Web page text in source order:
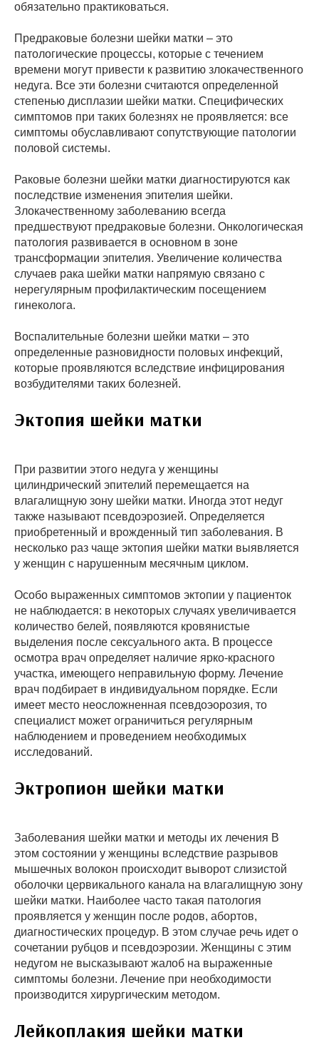
обязательно практиковаться.
Предраковые болезни шейки матки – это
патологические процессы, которые с течением
времени могут привести к развитию злокачественного
недуга. Все эти болезни считаются определенной
степенью дисплазии шейки матки. Специфических
симптомов при таких болезнях не проявляется: все
симптомы обуславливают сопутствующие патологии
половой системы.
Раковые болезни шейки матки диагностируются как
последствие изменения эпителия шейки.
Злокачественному заболеванию всегда
предшествуют предраковые болезни. Онкологическая
патология развивается в основном в зоне
трансформации эпителия. Увеличение количества
случаев рака шейки матки напрямую связано с
нерегулярным профилактическим посещением
гинеколога.
Воспалительные болезни шейки матки – это
определенные разновидности половых инфекций,
которые проявляются вследствие инфицирования
возбудителями таких болезней.
Эктопия шейки матки
При развитии этого недуга у женщины
цилиндрический эпителий перемещается на
влагалищную зону шейки матки. Иногда этот недуг
также называют псевдоэрозией. Определяется
приобретенный и врожденный тип заболевания. В
несколько раз чаще эктопия шейки матки выявляется
у женщин с нарушенным месячным циклом.
Особо выраженных симптомов эктопии у пациенток
не наблюдается: в некоторых случаях увеличивается
количество белей, появляются кровянистые
выделения после сексуального акта. В процессе
осмотра врач определяет наличие ярко-красного
участка, имеющего неправильную форму. Лечение
врач подбирает в индивидуальном порядке. Если
имеет место неосложненная псевдоэорозия, то
специалист может ограничиться регулярным
наблюдением и проведением необходимых
исследований.
Эктропион шейки матки
Заболевания шейки матки и методы их лечения В
этом состоянии у женщины вследствие разрывов
мышечных волокон происходит выворот слизистой
оболочки цервикального канала на влагалищную зону
шейки матки. Наиболее часто такая патология
проявляется у женщин после родов, абортов,
диагностических процедур. В этом случае речь идет о
сочетании рубцов и псевдоэрозии. Женщины с этим
недугом не высказывают жалоб на выраженные
симптомы болезни. Лечение при необходимости
производится хирургическим методом.
Лейкоплакия шейки матки